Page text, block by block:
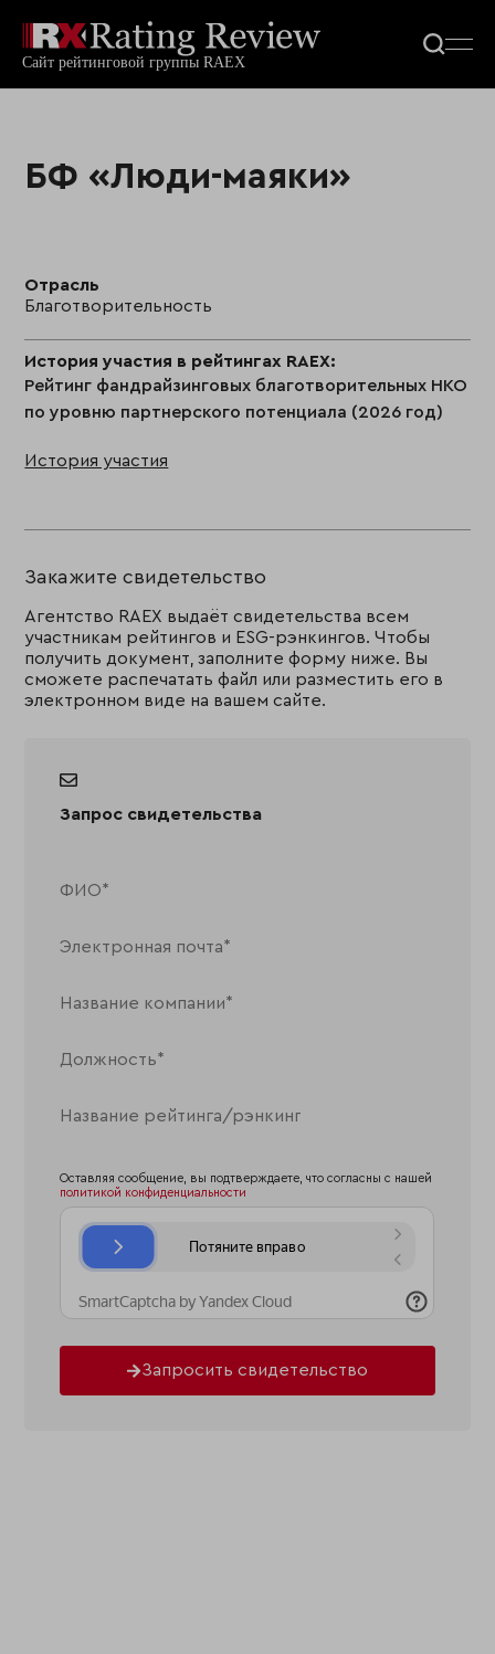
БФ «Люди-маяки»
Отрасль
Благотворительность
История участия в рейтингах RAEX:
Рейтинг фандрайзинговых благотворительных НКО
по уровню партнерского потенциала (2026 год)
История участия
Закажите свидетельство
Агентство RAEX выдаёт свидетельства всем
участникам рейтингов и ESG-рэнкингов. Чтобы
получить документ, заполните форму ниже. Вы
сможете распечатать файл или разместить его в
электронном виде на вашем сайте.
Запрос свидетельства
Оставляя сообщение, вы подтверждаете, что согласны с нашей
политикой конфиденциальности
Запросить свидетельство